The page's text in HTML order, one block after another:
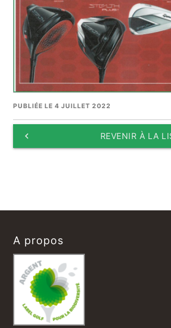
PUBLIÉE LE 4 JUILLET 2022
keyboard_arrow_left REVENIR À LA
A propos